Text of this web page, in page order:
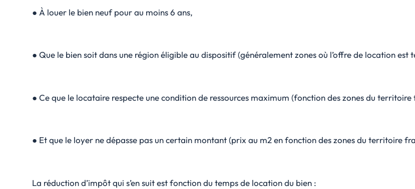
● À louer le bien neuf pour au moins 6 ans,
● Que le bien soit dans une région éligible au dispositif (généralement zones où l’offre de location est
● Ce que le locataire respecte une condition de ressources maximum (fonction des zones du
● Et que le loyer ne dépasse pas un certain montant (prix au m2 en fonction des zones du territoire
La réduction d’impôt qui s’en suit est fonction du temps de location du bien :